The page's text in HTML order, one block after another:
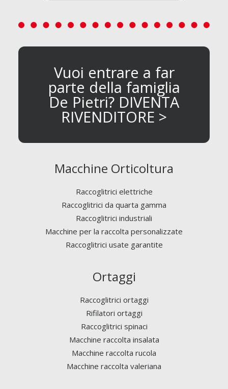
Vuoi entrare a far
parte della famiglia
De Pietri? DIVENTA
RIVENDITORE >
Macchine Orticoltura
Raccoglitrici elettriche
Raccoglitrici da quarta gamma
Raccoglitrici industriali
Macchine per la raccolta personalizzate
Raccoglitrici usate garantite
Ortaggi
Raccoglitrici ortaggi
Rifilatori ortaggi
Raccoglitrici spinaci
Macchine raccolta insalata
Macchine raccolta rucola
Macchine raccolta valeriana